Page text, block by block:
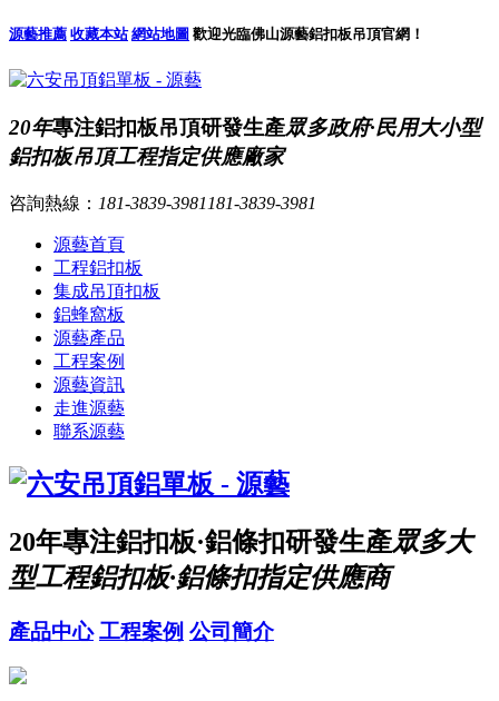
源藝推薦 收藏本站 網站地圖 歡迎光臨佛山源藝鋁扣板吊頂官網！
20年專注鋁扣板吊頂研發生產眾多政府·民用大小型
鋁扣板吊頂工程指定供應廠家
咨詢熱線： 181-3839-3981 181-3839-3981
源藝首頁
工程鋁扣板
集成吊頂扣板
鋁蜂窩板
源藝產品
工程案例
源藝資訊
走進源藝
聯系源藝
20年專注鋁扣板·鋁條扣研發生產眾多大
型工程鋁扣板·鋁條扣指定供應商
產品中心 工程案例 公司簡介